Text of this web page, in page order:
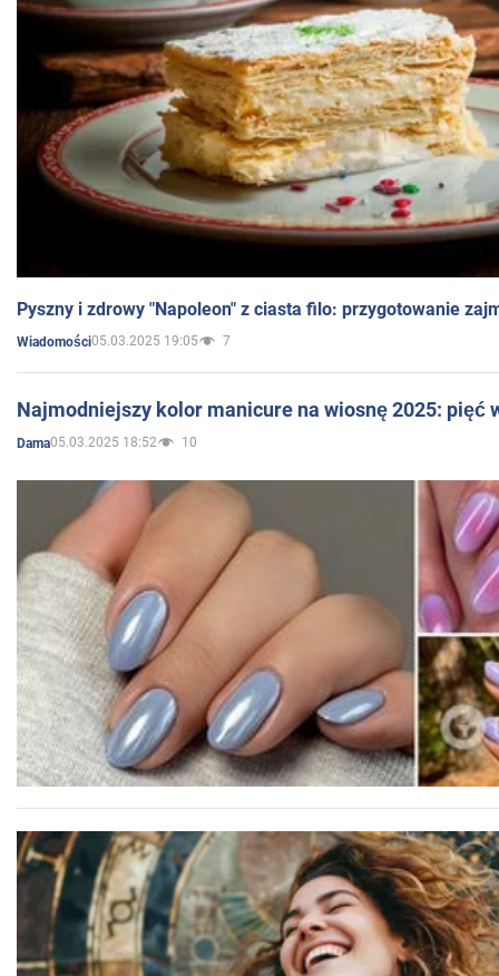
Pyszny i zdrowy "Napoleon" z ciasta filo: przygotowanie
Wiadomości05.03.2025 19:05 7
Najmodniejszy kolor manicure na wiosnę 2025: pięć
Dama05.03.2025 18:52 10